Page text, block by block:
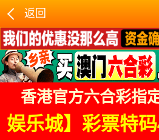
返回
香港官方六合彩指
娱乐城】 彩票特